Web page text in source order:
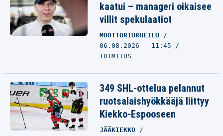
kaatui – manageri oikaisee
villit spekulaatiot
MOOTTORIURHEILU
06.08.2026 - 11:45
TOIMITUS
349 SHL-ottelua pelannut
ruotsalaishyökkääjä liittyy
Kiekko-Espooseen
JÄÄKIEKKO